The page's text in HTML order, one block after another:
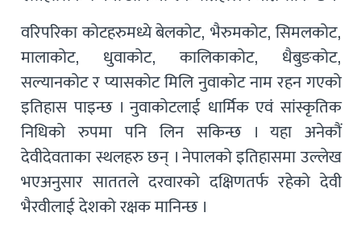
वरिपरिका कोटहरुमध्ये बेलकोट, भैरुमकोट, सिमलकोट,
मालाकोट, धुवाकोट, कालिकाकोट, धैबुङकोट,
सल्यानकोट र प्यासकोट मिलि नुवाकोट नाम रहन गएको
इतिहास पाइन्छ । नुवाकोटलाई धार्मिक एवं सांस्कृतिक
निधिको रुपमा पनि लिन सकिन्छ । यहा अनेकौं
देवीदेवताका स्थलहरु छन् । नेपालको इतिहासमा उल्लेख
भएअनुसार साततले दरवारको दक्षिणतर्फ रहेको देवी
भैरवीलाई देशको रक्षक मानिन्छ ।